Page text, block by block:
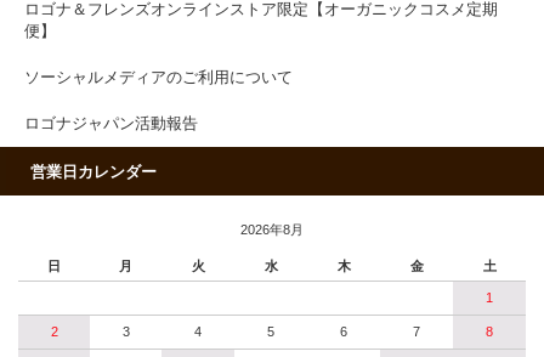
ロゴナ＆フレンズオンラインストア限定【オーガニックコスメ定期
便】
ソーシャルメディアのご利用について
ロゴナジャパン活動報告
営業日カレンダー
2026年8月
日 月 火 水 木 金 土
1
2 3 4 5 6 7 8